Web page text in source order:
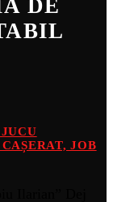
DE
JOB